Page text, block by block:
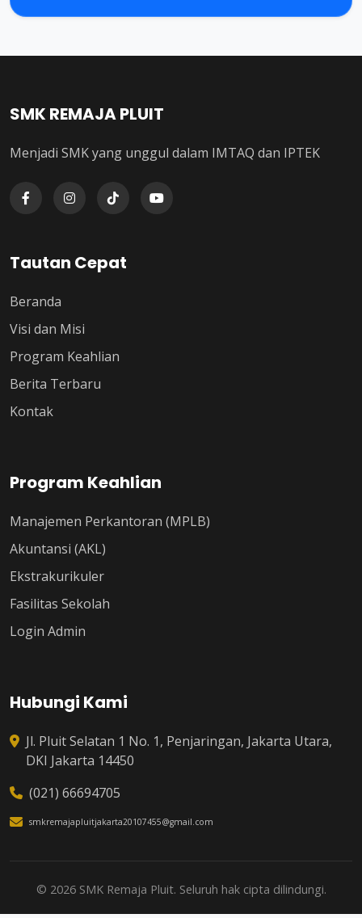
SMK REMAJA PLUIT
Menjadi SMK yang unggul dalam IMTAQ dan IPTEK
Tautan Cepat
Beranda
Visi dan Misi
Program Keahlian
Berita Terbaru
Kontak
Program Keahlian
Manajemen Perkantoran (MPLB)
Akuntansi (AKL)
Ekstrakurikuler
Fasilitas Sekolah
Login Admin
Hubungi Kami
Jl. Pluit Selatan 1 No. 1, Penjaringan, Jakarta Utara,
DKI Jakarta 14450
(021) 66694705
smkremajapluitjakarta20107455@gmail.com
© 2026 SMK Remaja Pluit. Seluruh hak cipta dilindungi.